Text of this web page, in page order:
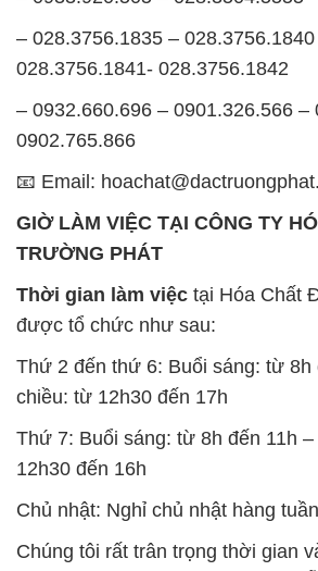
– 028.3756.1835 –
028.3756.1841- 028.3756.1842
– 0932.660.696 – 0901.326.566 –
0902.765.866
📧 Email:
GIỜ LÀM VIỆC TẠI CÔNG TY
TRƯỜNG PHÁT
Thời gian làm việc tại Hóa Chất
được tổ chức như sau:
Thứ 2 đến thứ 6: Buổi sáng: từ 8h
chiều: từ 12h30 đến 17h
Thứ 7: Buổi sáng: từ 8h đến 11h
12h30 đến 16h
Chủ nhật: Nghỉ chủ nhật hàng tuần
Chúng tôi rất trân trọng thời gian